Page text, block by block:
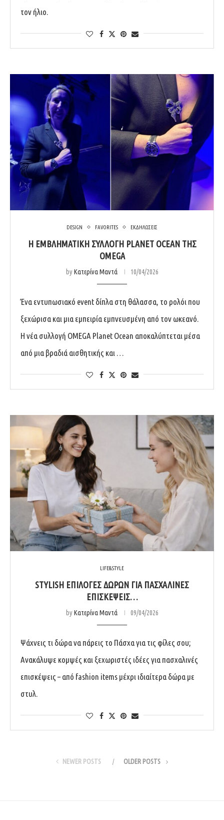
τον ήλιο.
DESIGN FAVORITES ΕΚΔΗΛΩΣΕΙΣ
Η ΕΜΒΛΗΜΑΤΙΚΉ ΣΥΛΛΟΓΉ PLANET OCEAN ΤΗΣ
OMEGA
byΚατερίνα Μαντά 10/04/2026
Ένα εντυπωσιακό event δίπλα στη θάλασσα, το ρολόι που
ξεχώρισα και μια εμπειρία εμπνευσμένη από τον ωκεανό.
Η νέα συλλογή OMEGA Planet Ocean αποκαλύπτεται μέσα
από μια βραδιά αισθητικής και …
LIFE&STYLE
STYLISH ΕΠΙΛΟΓΈΣ ΔΏΡΩΝ ΓΙΑ ΠΑΣΧΑΛΙΝΈΣ
ΕΠΙΣΚΈΨΕΙΣ…
byΚατερίνα Μαντά 09/04/2026
Ψάχνεις τι δώρα να πάρεις το Πάσχα για τις φίλες σου;
Ανακάλυψε κομψές και ξεχωριστές ιδέες για πασχαλινές
επισκέψεις – από fashion items μέχρι ιδιαίτερα δώρα με
στυλ.
NEWER POSTS OLDER POSTS